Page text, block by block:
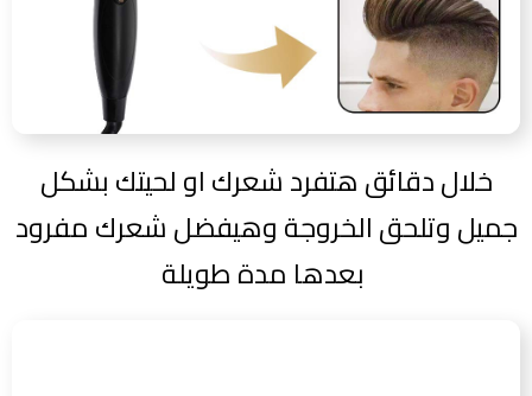
خلال دقائق هتفرد شعرك او لحيتك بشكل
جميل وتلحق الخروجة وهيفضل شعرك مفرود